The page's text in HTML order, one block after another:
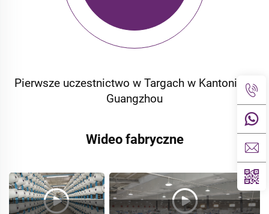
Pierwsze uczestnictwo w Targach w Kantonie w
Guangzhou
Wideo fabryczne